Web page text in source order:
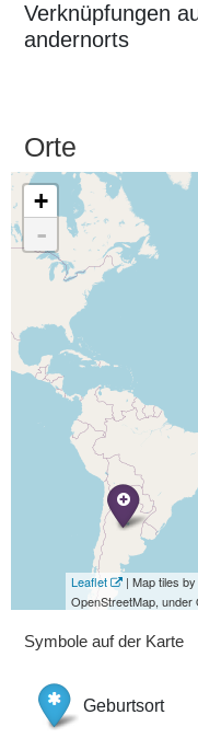
Verknüpfungen
andernorts
Orte
+
-
Leaflet
| Map tiles
OpenStreetMap, under
Symbole auf der Karte
Geburtsort